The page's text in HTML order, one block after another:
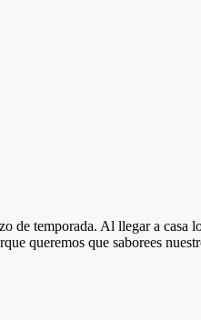
de temporada. Al llegar a
queremos que saborees